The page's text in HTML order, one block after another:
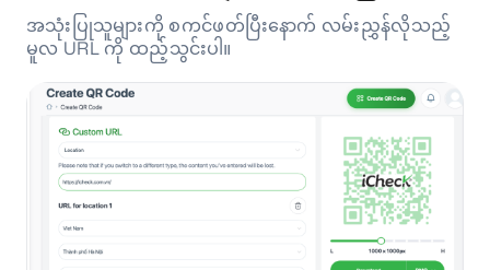
အသုံးပြုသူများကို စကင်ဖတ်ပြီးနောက် လမ်းညွှန်လိုသည့်
မူလ URL ကို ထည့်သွင်းပါ။